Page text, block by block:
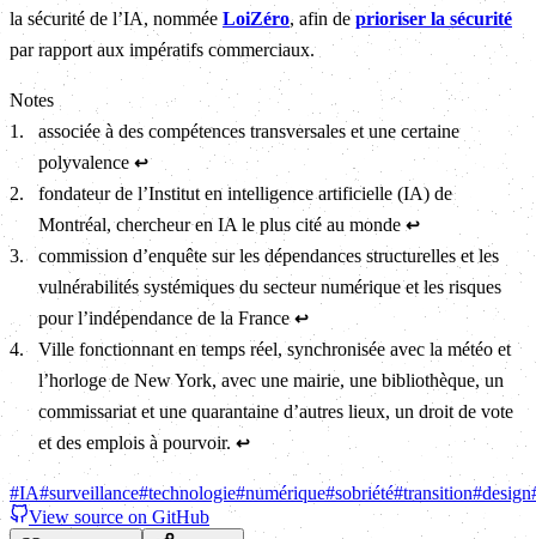
la sécurité de l’IA, nommée LoiZéro, afin de prioriser la sécurité
par rapport aux impératifs commerciaux.
Notes
1 .
associée à des compétences transversales et une certaine
polyvalence ↩
2.
fondateur de l’Institut en intelligence artificielle (IA) de
Montréal, chercheur en IA le plus cité au monde ↩
3.
commission d’enquête sur les dépendances structurelles et les
vulnérabilités systémiques du secteur numérique et les risques
pour l’indépendance de la France ↩
4.
Ville fonctionnant en temps réel, synchronisée avec la météo et
l’horloge de New York, avec une mairie, une bibliothèque, un
commissariat et une quarantaine d’autres lieux, un droit de vote
et des emplois à pourvoir. ↩
#IA#surveillance#technologie#numérique#sobriété#transition#design
View source on GitHub